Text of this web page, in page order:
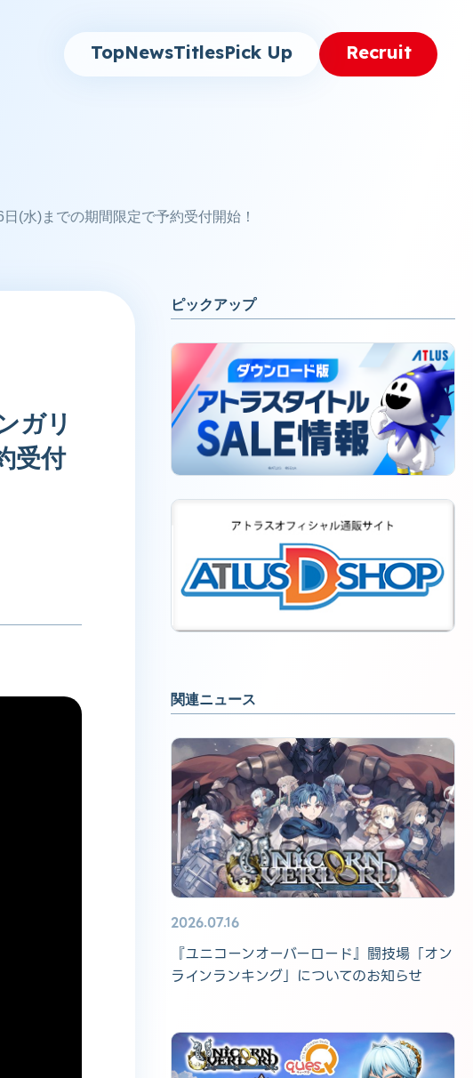
TopNewsTitlesPick Up Recruit
(水)までの期間限定で予約受付開始！
ガリ
受付
ピックアップ
関連ニュース
2026.07.16
『ユニコーンオーバーロード』闘技場「オン
ラインランキング」についてのお知らせ